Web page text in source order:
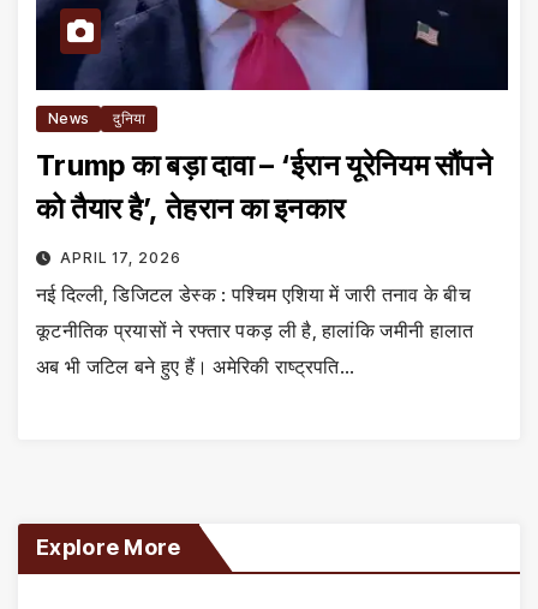
News दुनिया
Trump का बड़ा दावा – ‘ईरान यूरेनियम सौंपने
को तैयार है’, तेहरान का इनकार
APRIL 17, 2026
नई दिल्ली, डिजिटल डेस्क : पश्चिम एशिया में जारी तनाव के बीच
कूटनीतिक प्रयासों ने रफ्तार पकड़ ली है, हालांकि जमीनी हालात
अब भी जटिल बने हुए हैं। अमेरिकी राष्ट्रपति…
Explore More